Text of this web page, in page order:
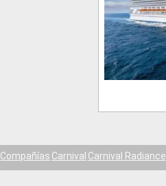
Compañías Carnival Carnival Radiance